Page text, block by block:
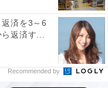
済を3～6
返済す...
Recommended by